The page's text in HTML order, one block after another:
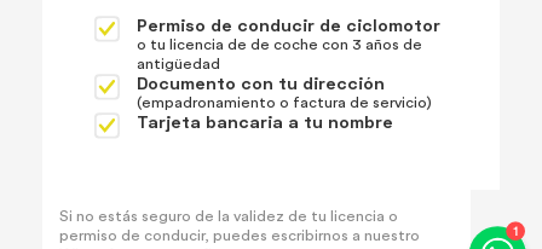
Permiso de conducir de ciclomotor
o tu licencia de de coche con 3 años de
antigüedad
Documento con tu dirección
(empadronamiento o factura de servicio)
Tarjeta bancaria a tu nombre
Si no estás seguro de la validez de tu licencia o
permiso de conducir, puedes escribirnos a nuestro